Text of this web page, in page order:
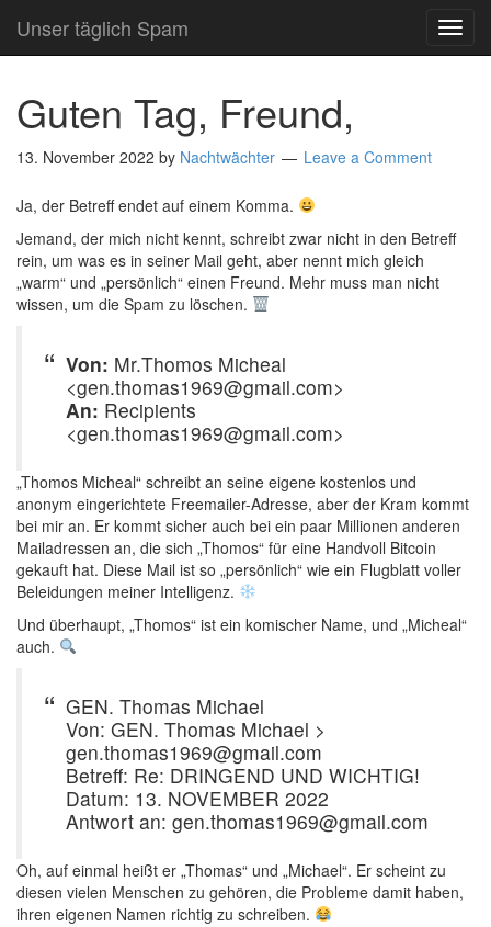
Unser täglich Spam
Guten Tag, Freund,
13. November 2022 by Nachtwächter Leave a Comment
Ja, der Betreff endet auf einem Komma.
Jemand, der mich nicht kennt, schreibt zwar nicht in den Betreff
rein, um was es in seiner Mail geht, aber nennt mich gleich
„warm“ und „persönlich“ einen Freund. Mehr muss man nicht
wissen, um die Spam zu löschen.
Von: Mr.Thomos Micheal
<gen.thomas1969@gmail.com>
An: Recipients
<gen.thomas1969@gmail.com>
„Thomos Micheal“ schreibt an seine eigene kostenlos und
anonym eingerichtete Freemailer-Adresse, aber der Kram kommt
bei mir an. Er kommt sicher auch bei ein paar Millionen anderen
Mailadressen an, die sich „Thomos“ für eine Handvoll Bitcoin
gekauft hat. Diese Mail ist so „persönlich“ wie ein Flugblatt voller
Beleidungen meiner Intelligenz.
Und überhaupt, „Thomos“ ist ein komischer Name, und „Micheal“
auch.
GEN. Thomas Michael
Von: GEN. Thomas Michael >
gen.thomas1969@gmail.com
Betreff: Re: DRINGEND UND WICHTIG!
Datum: 13. NOVEMBER 2022
Antwort an: gen.thomas1969@gmail.com
Oh, auf einmal heißt er „Thomas“ und „Michael“. Er scheint zu
diesen vielen Menschen zu gehören, die Probleme damit haben,
ihren eigenen Namen richtig zu schreiben.